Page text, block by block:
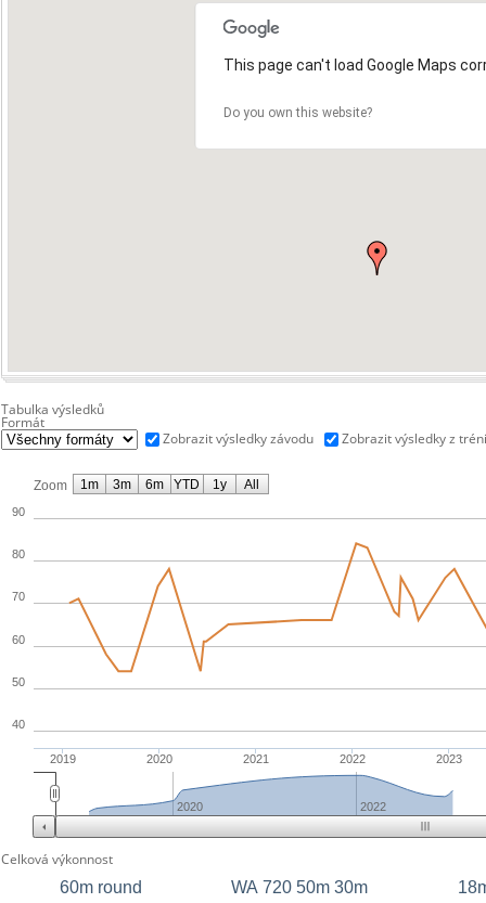
This page can't load Google Maps
Do you own this website?
Tabulka výsledků
Formát
Zobrazit výsledky závodu
Zobrazit výsledky z
Zoom
2019 2020 2021 2022 2023
40
50
60
70
80
90
2020 2022
1m 3m 6m YTD 1y All
Celková výkonnost
60m round
WA 720 50m 30m